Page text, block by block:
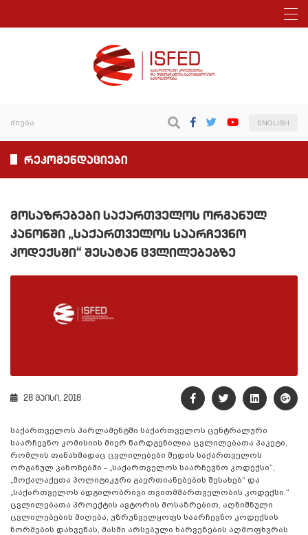
ENGLISH
რეკომენდაციები
მოსაზრებები საქართველოს ორგანულ
კანონში „საქართველოს საარჩევნო
კოდექსში“ შესატან ცვლილებებზე
28 მაისი, 2018
საქართველოს პარლამენტში საქართველოს ცენტრალური
საარჩევნო კომისიის მიერ წარდგენილია ცვლილებათა პაკეტი,
რომლის თანახმადაც ცვლილებები შედის საქართველოს
ორგანულ კანონებში - „საქართველოს საარჩევნო კოდექსი“,
„მოქალაქეთა პოლიტიკური გაერთიანებების შესახებ“ და
„საქართველოს ადგილობრივი თვითმმართველობის კოდექსი.“
ცვლილებათა პროექტის ავტორის მოსაზრებით, აღნიშნული
ცვლილებების მიღება, უზრუნველყოფს საარჩევნო კოდექსის
ნორმების დახვეწას, მასში არსებული ხარვეზების აღმოფხვრას